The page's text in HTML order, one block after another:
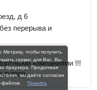
д 6
перерыва и
компаниями !!!
D7000
чтобы получить
сервис для Вас. Вы
браузера. Продолжая
вы даёте согласие
файлов.
Принять